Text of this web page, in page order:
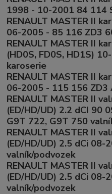
1998 - 10-2001 84 114
RENAULT MASTER II
06-2005 - 85 116 ZD3
RENAULT MASTER II
(HD0S, FD0S, HD1S)
karoserie
RENAULT MASTER II
06-2005 - 115 156 ZD3
RENAULT MASTER II
(ED/HD/UD) 2.2 dCI 90
G9T 722, G9T 750
RENAULT MASTER II
(ED/HD/UD) 2.5 dCi
valník/podvozek
RENAULT MASTER II
(ED/HD/UD) 2.5 dCi
valník/podvozek